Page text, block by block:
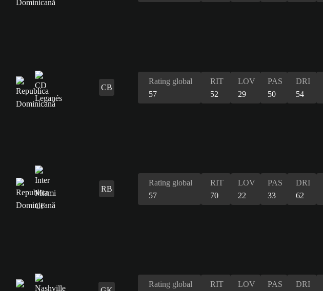
CB
Rating global
57
RIT
52
LOV
29
PAS
50
DRI
54
RB
Rating global
57
RIT
70
LOV
22
PAS
33
DRI
62
Rating global
RIT
LOV
PAS
DRI